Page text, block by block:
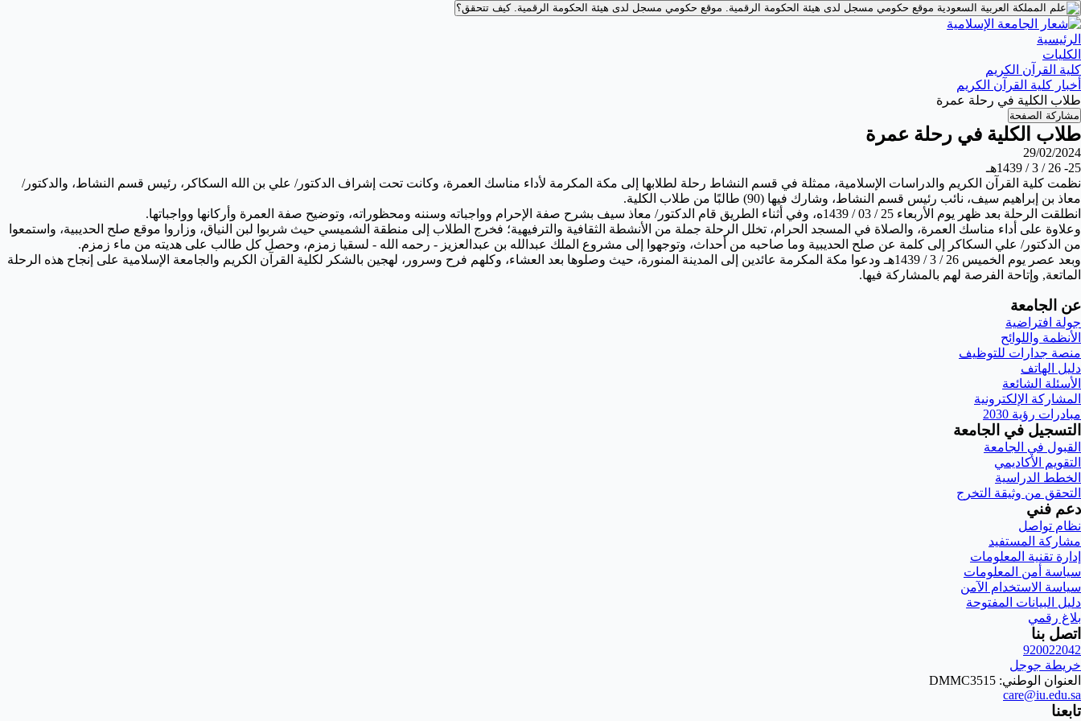
موقع حكومي مسجل لدى هيئة الحكومة الرقمية. موقع حكومي مسجل لدى هيئة الحكومة الرقمية.كيف تتحقق؟
الرئيسية
الكليات
كلية القرآن الكريم
أخبار كلية القرآن الكريم
طلاب الكلية في رحلة عمرة
مشاركة الصفحة
طلاب الكلية في رحلة عمرة
29/02/2024
25- 26 / 3 / 1439هـ
نظمت كلية القرآن الكريم والدراسات الإسلامية، ممثلة في قسم النشاط رحلة لطلابها إلى مكة المكرمة لأداء مناسك العمرة، وكانت تحت إشراف الدكتور/ علي بن الله السكاكر، رئيس قسم النشاط، والدكتور/
معاذ بن إبراهيم سيف، نائب رئيس قسم النشاط، وشارك فيها (90) طالبًا من طلاب الكلية.
انطلقت الرحلة بعد ظهر يوم الأربعاء 25 / 03 / 1439ه، وفي أثناء الطريق قام الدكتور/ معاذ سيف بشرح صفة الإحرام وواجباته وسننه ومحظوراته، وتوضيح صفة العمرة وأركانها وواجباتها.
وعلاوة على أداء مناسك العمرة، والصلاة في المسجد الحرام، تخلل الرحلة جملة من الأنشطة الثقافية والترفيهية؛ فخرج الطلاب إلى منطقة الشميسي حيث شربوا لبن النياق، وزاروا موقع صلح الحديبية، واستمعوا
من الدكتور/ علي السكاكر إلى كلمة عن صلح الحديبية وما صاحبه من أحداث، وتوجهوا إلى مشروع الملك عبدالله بن عبدالعزيز - رحمه الله - لسقيا زمزم، وحصل كل طالب على هديته من ماء زمزم.
وبعد عصر يوم الخميس 26 / 3 / 1439هـ ودعوا مكة المكرمة عائدين إلى المدينة المنورة، حيث وصلوها بعد العشاء، وكلهم فرح وسرور، لهجين بالشكر
لكلية القرآن الكريم والجامعة الإسلامية على إنجاح هذه الرحلة
الماتعة, وإتاحة الفرصة لهم بالمشاركة فيها.
عن الجامعة
جولة افتراضية
الأنظمة واللوائح
منصة جدارات للتوظيف
دليل الهاتف
الأسئلة الشائعة
المشاركة الإلكترونية
مبادرات رؤية 2030
التسجيل في الجامعة
القبول في الجامعة
التقويم الأكاديمي
الخطط الدراسية
التحقق من وثيقة التخرج
دعم فني
نظام تواصل
مشاركة المستفيد
إدارة تقنية المعلومات
سياسة أمن المعلومات
سياسة الاستخدام الآمن
دليل البيانات المفتوحة
بلاغ رقمي
اتصل بنا
920022042
خريطة جوجل
العنوان الوطني: DMMC3515
care@iu.edu.sa
تابعنا